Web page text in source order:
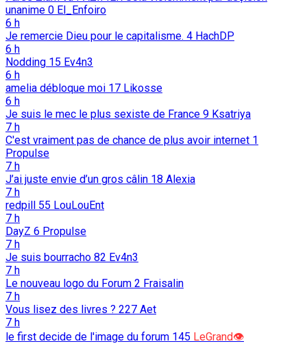
unanime 0 El_Enfoiro
6 h
Je remercie Dieu pour le capitalisme. 4 HachDP
6 h
Nodding 15 Ev4n3
6 h
amelia débloque moi 17 Likosse
6 h
Je suis le mec le plus sexiste de France 9 Ksatriya
7 h
C'est vraiment pas de chance de plus avoir internet 1
Propulse
7 h
J’ai juste envie d’un gros câlin 18 Alexia
7 h
redpill 55 LouLouEnt
7 h
DayZ 6 Propulse
7 h
Je suis bourracho 82 Ev4n3
7 h
Le nouveau logo du Forum 2 Fraisalin
7 h
Vous lisez des livres ? 227 Aet
7 h
le first decide de l'image du forum 145 LeGrand👁️